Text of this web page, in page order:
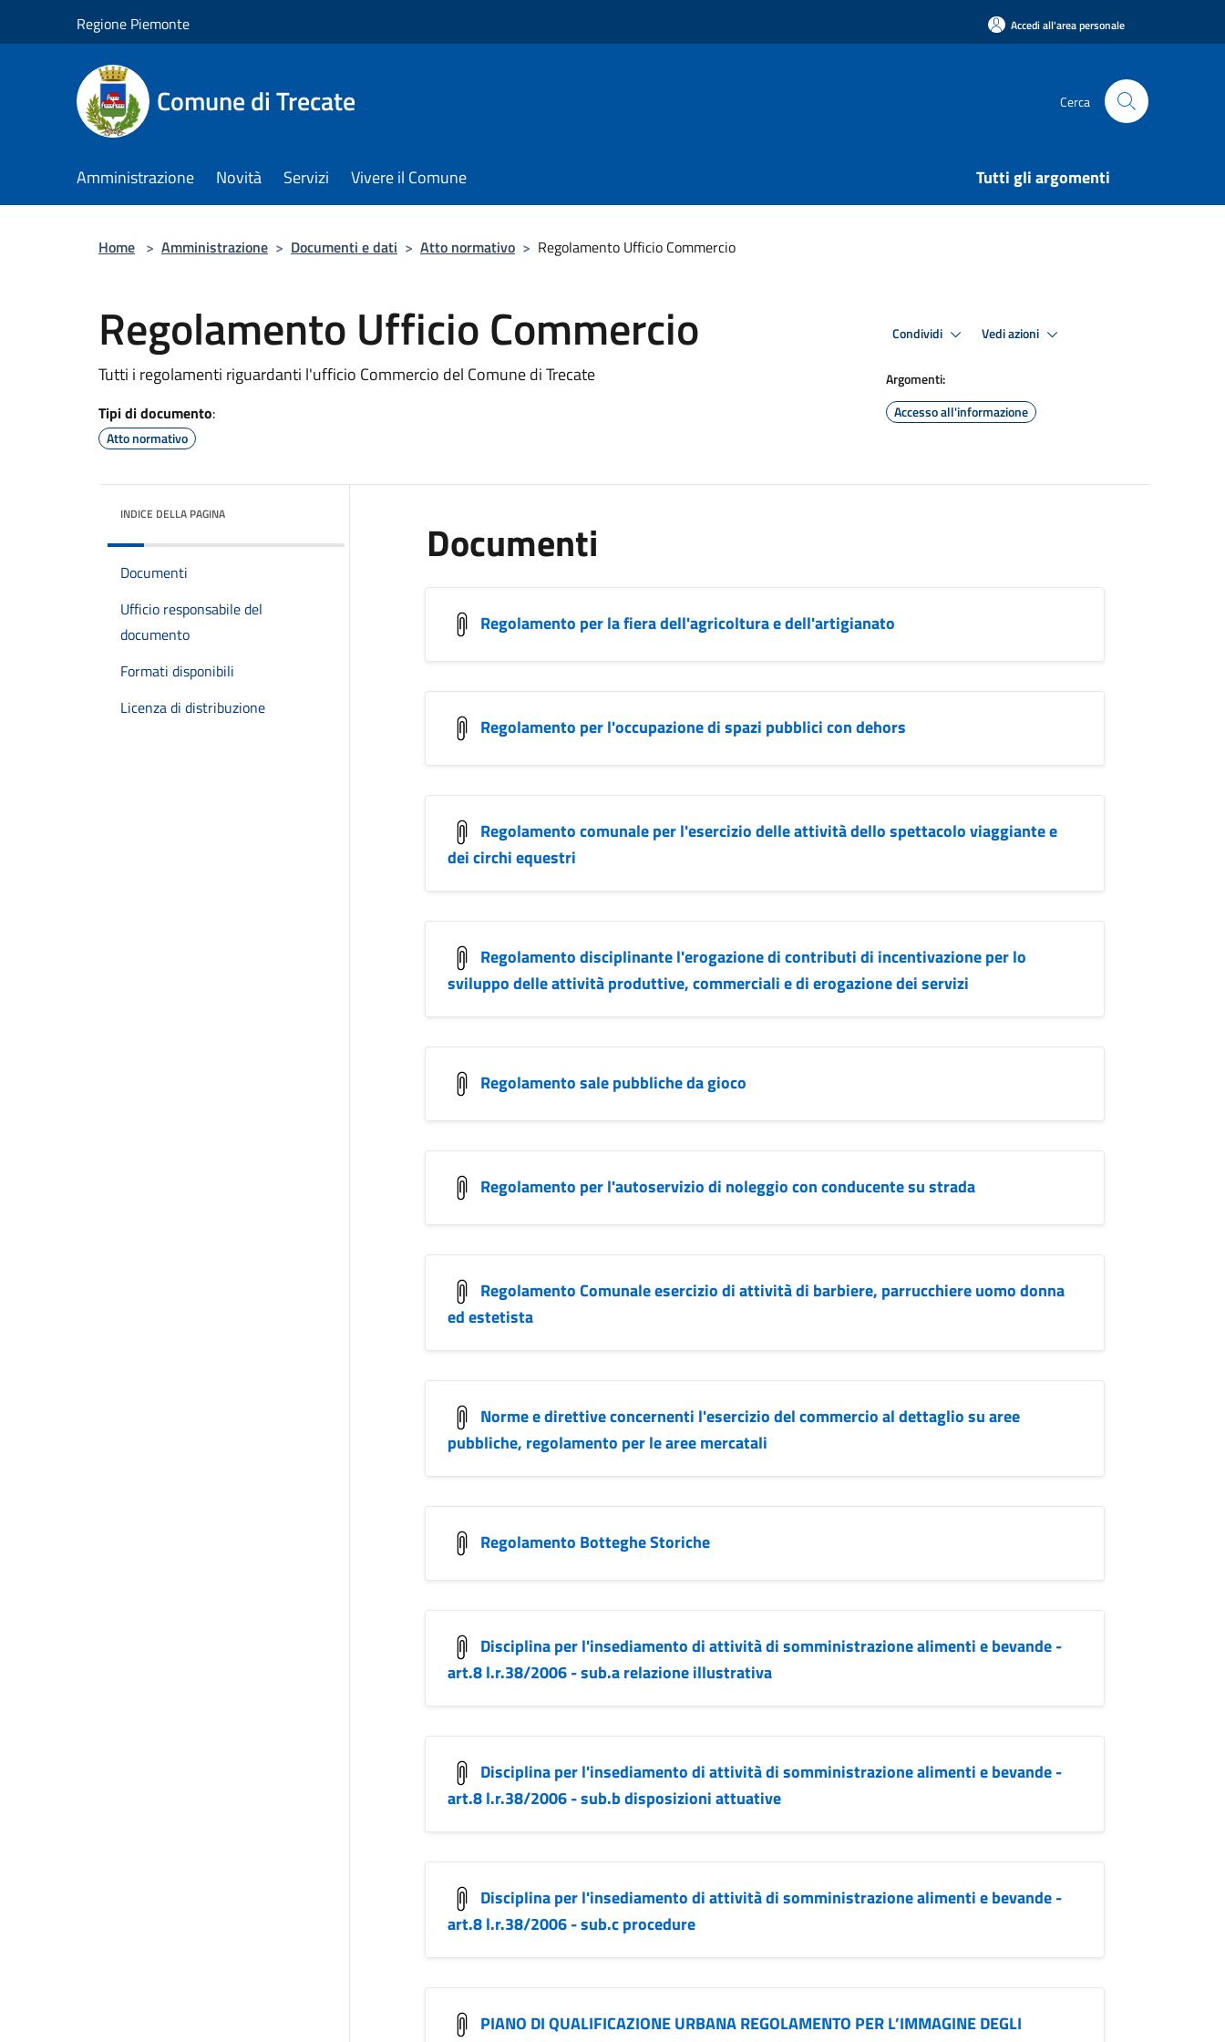
Regione Piemonte Accedi all'area personale
Comune di Trecate Cerca
Amministrazione Novità Servizi Vivere il Comune Tutti gli argomenti
Home > Amministrazione > Documenti e dati > Atto normativo > Regolamento Ufficio Commercio
Regolamento Ufficio Commercio
Tutti i regolamenti riguardanti l'ufficio Commercio del Comune di Trecate
Tipi di documento:
Atto normativo
Condividi Vedi azioni
Argomenti:
Accesso all'informazione
INDICE DELLA PAGINA
Documenti
Ufficio responsabile del
documento
Formati disponibili
Licenza di distribuzione
Documenti
Regolamento per la fiera dell'agricoltura e dell'artigianato
Regolamento per l'occupazione di spazi pubblici con dehors
Regolamento comunale per l'esercizio delle attività dello spettacolo viaggiante e
dei circhi equestri
Regolamento disciplinante l'erogazione di contributi di incentivazione per lo
sviluppo delle attività produttive, commerciali e di erogazione dei servizi
Regolamento sale pubbliche da gioco
Regolamento per l'autoservizio di noleggio con conducente su strada
Regolamento Comunale esercizio di attività di barbiere, parrucchiere uomo donna
ed estetista
Norme e direttive concernenti l'esercizio del commercio al dettaglio su aree
pubbliche, regolamento per le aree mercatali
Regolamento Botteghe Storiche
Disciplina per l'insediamento di attività di somministrazione alimenti e bevande -
art.8 l.r.38/2006 - sub.a relazione illustrativa
Disciplina per l'insediamento di attività di somministrazione alimenti e bevande -
art.8 l.r.38/2006 - sub.b disposizioni attuative
Disciplina per l'insediamento di attività di somministrazione alimenti e bevande -
art.8 l.r.38/2006 - sub.c procedure
PIANO DI QUALIFICAZIONE URBANA REGOLAMENTO PER L’IMMAGINE DEGLI